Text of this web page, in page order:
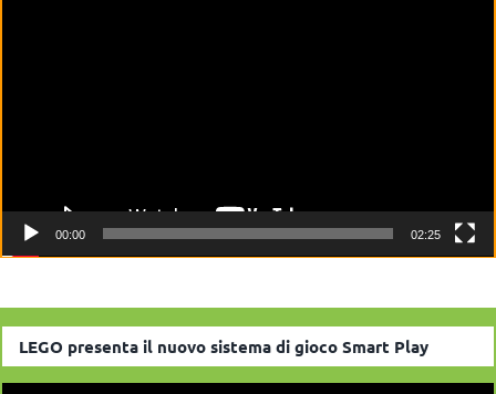
00:00 02:25
LEGO presenta il nuovo sistema di gioco Smart Play